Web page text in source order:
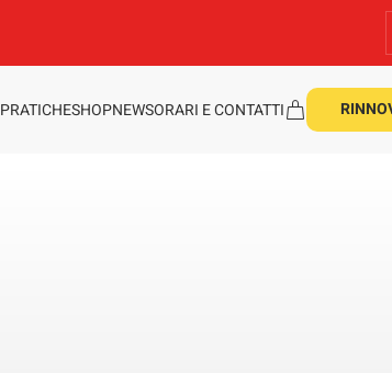
PRATICHESHOPNEWSORARI E CONTATTI